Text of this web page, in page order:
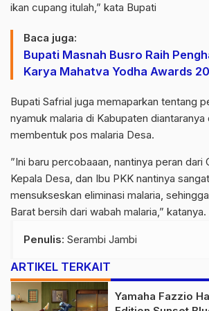
ikan cupang itulah,” kata Bupati
Baca juga:
Bupati Masnah Busro Raih
Karya Mahatva Yodha Awards
Bupati Safrial juga memaparkan tentang
nyamuk malaria di Kabupaten diantaranya
membentuk pos malaria Desa.
”Ini baru percobaaan, nantinya peran dari
Kepala Desa, dan Ibu PKK nantinya
mensukseskan eliminasi malaria,
Barat bersih dari wabah malaria,” katanya.
Penulis: Serambi Jambi
ARTIKEL TERKAIT
Yamaha Fazzio